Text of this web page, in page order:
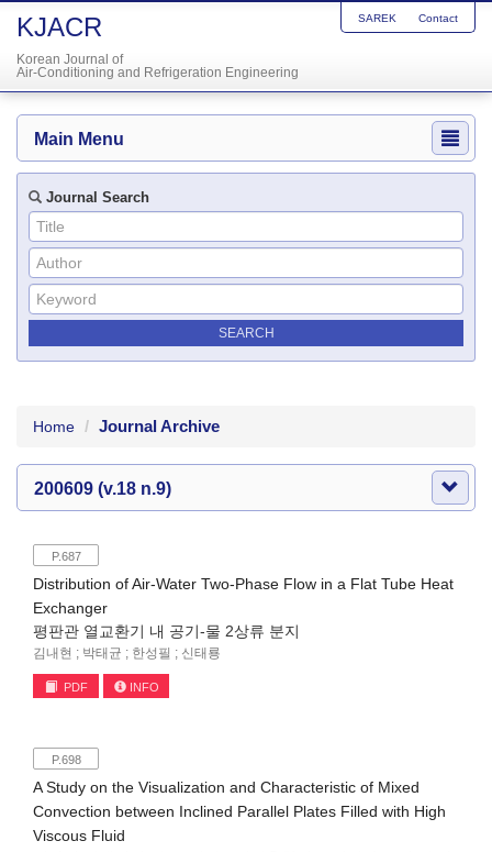
KJACR
Korean Journal of
Air-Conditioning and Refrigeration Engineering
SAREK Contact
Main Menu
Journal Search
Home Journal Archive
200609 (v.18 n.9)
P.687
Distribution of Air-Water Two-Phase Flow in a Flat Tube Heat
Exchanger
평판관 열교환기 내 공기-물 2상류 분지
김내현 ; 박태균 ; 한성필 ; 신태룡
PDF INFO
P.698
A Study on the Visualization and Characteristic of Mixed
Convection between Inclined Parallel Plates Filled with High
Viscous Fluid